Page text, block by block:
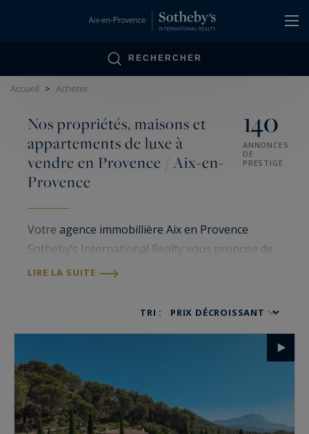
RECHERCHER
Accueil > Acheter
Nos propriétés, maisons et
appartements de luxe à
vendre en Provence / Aix-en-
Provence
140
ANNONCES
DE
PRESTIGE
Votre agence immobillière Aix en Provence
Sotheby’s International Realty vous propose de
nombreux biens immobiliers de luxe à Aix en
vente de propriétés, maisons et appartements
d’achat.
Propriétés de charme, manoir, appartement
spacieux… Quels que soient vos besoins, nous
LIRE LA SUITE
TRI :